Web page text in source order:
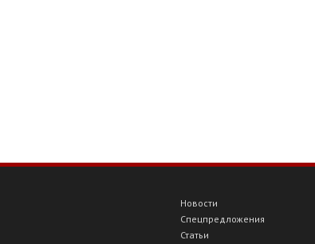
Новости
Спецпредложения
Статьи